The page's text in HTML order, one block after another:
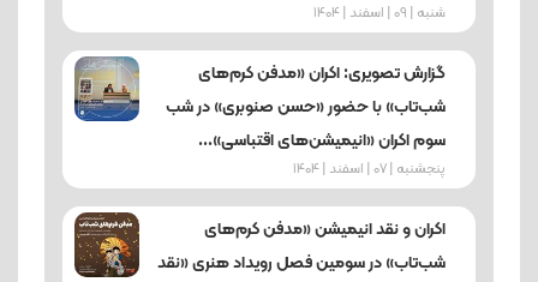
شنبه | 09 | اسفند | 1404
گزارش تصویری: اکران «مدفن کرم‌های
شب‌تاب» با حضور «حسن صنوبری» در شب
سوم اکران «انیمیشن‌های اقتباسی»...
پنجشنبه | 07 | اسفند | 1404
اکران و نقد انیمیشن «مدفن کرم‌های
شب‌تاب» در سومین فصل رویداد هنری «نقد